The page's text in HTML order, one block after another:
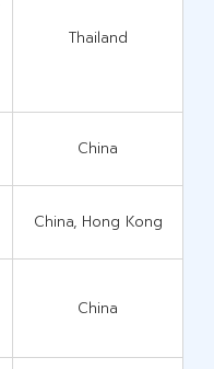
Thailand
China
China, Hong Kong
China